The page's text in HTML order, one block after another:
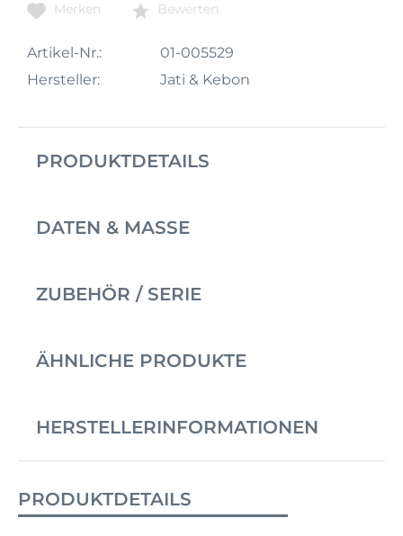
Merken Bewerten
Artikel-Nr.:
01-005529
Hersteller:
Jati & Kebon
PRODUKTDETAILS
DATEN & MASSE
ZUBEHÖR / SERIE
ÄHNLICHE PRODUKTE
HERSTELLERINFORMATIONEN
PRODUKTDETAILS